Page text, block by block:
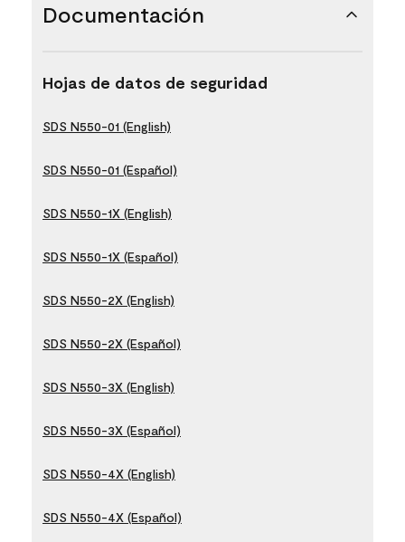
Documentación
Hojas de datos de seguridad
SDS N550-01 (English)
SDS N550-01 (Español)
SDS N550-1X (English)
SDS N550-1X (Español)
SDS N550-2X (English)
SDS N550-2X (Español)
SDS N550-3X (English)
SDS N550-3X (Español)
SDS N550-4X (English)
SDS N550-4X (Español)